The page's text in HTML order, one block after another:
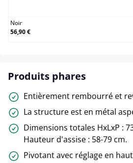
Noir
56,90 €
Produits phares
Entièrement rembourré et
La structure est en métal
Dimensions totales HxLxP :
Hauteur d'assise : 58-79 cm.
Pivotant avec réglage en